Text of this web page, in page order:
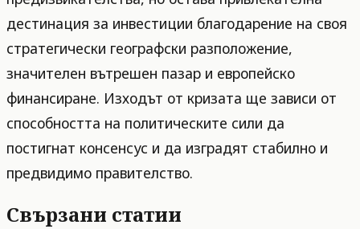
дестинация за инвестиции благодарение на своя
стратегически географски разположение,
значителен вътрешен пазар и европейско
финансиране. Изходът от кризата ще зависи от
способността на политическите сили да
постигнат консенсус и да изградят стабилно и
предвидимо правителство.
Свързани статии